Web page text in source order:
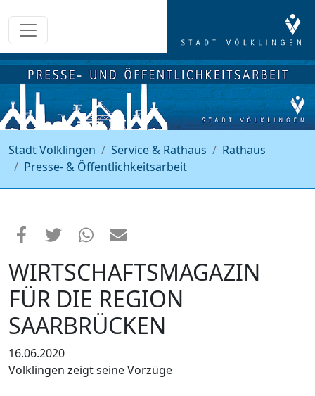
Stadt Völklingen Service & Rathaus
Rathaus
Presse- & Öffentlichkeitsarbeit
WIRTSCHAFTSMAGAZIN
FÜR DIE REGION
SAARBRÜCKEN
16.06.2020
Völklingen zeigt seine Vorzüge